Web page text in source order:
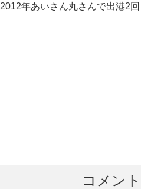
2012年あいさん丸さんで出港2
コメン